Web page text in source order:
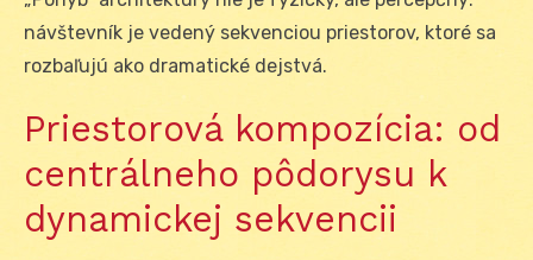
návštevník je vedený sekvenciou priestorov, ktoré sa
rozbaľujú ako dramatické dejstvá.
Priestorová kompozícia: od
centrálneho pôdorysu k
dynamickej sekvencii